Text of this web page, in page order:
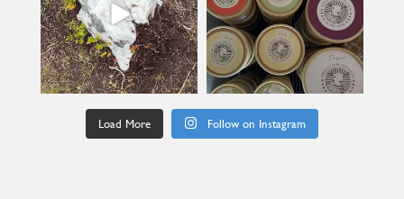
Load More Follow on Instagram